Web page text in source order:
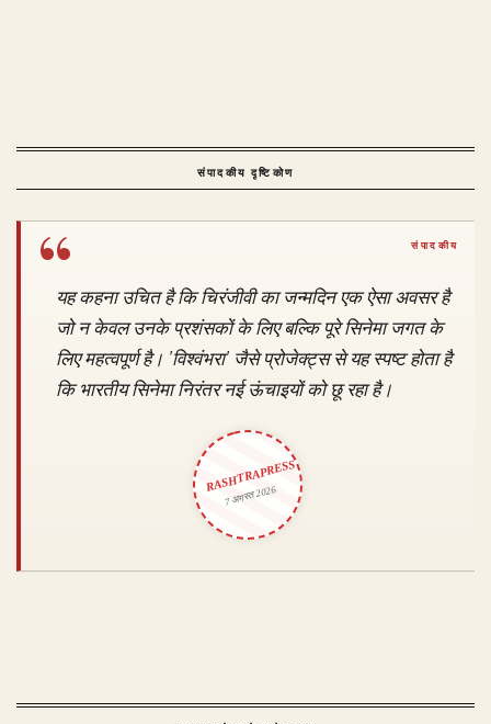
संपादकीय दृष्टिकोण
यह कहना उचित है कि चिरंजीवी का जन्मदिन एक ऐसा अवसर है
जो न केवल उनके प्रशंसकों के लिए बल्कि पूरे सिनेमा जगत के
लिए महत्वपूर्ण है। 'विश्वंभरा' जैसे प्रोजेक्ट्स से यह स्पष्ट होता है
कि भारतीय सिनेमा निरंतर नई ऊंचाइयों को छू रहा है।
RASHTRAPRESS
7 अगस्त 2026